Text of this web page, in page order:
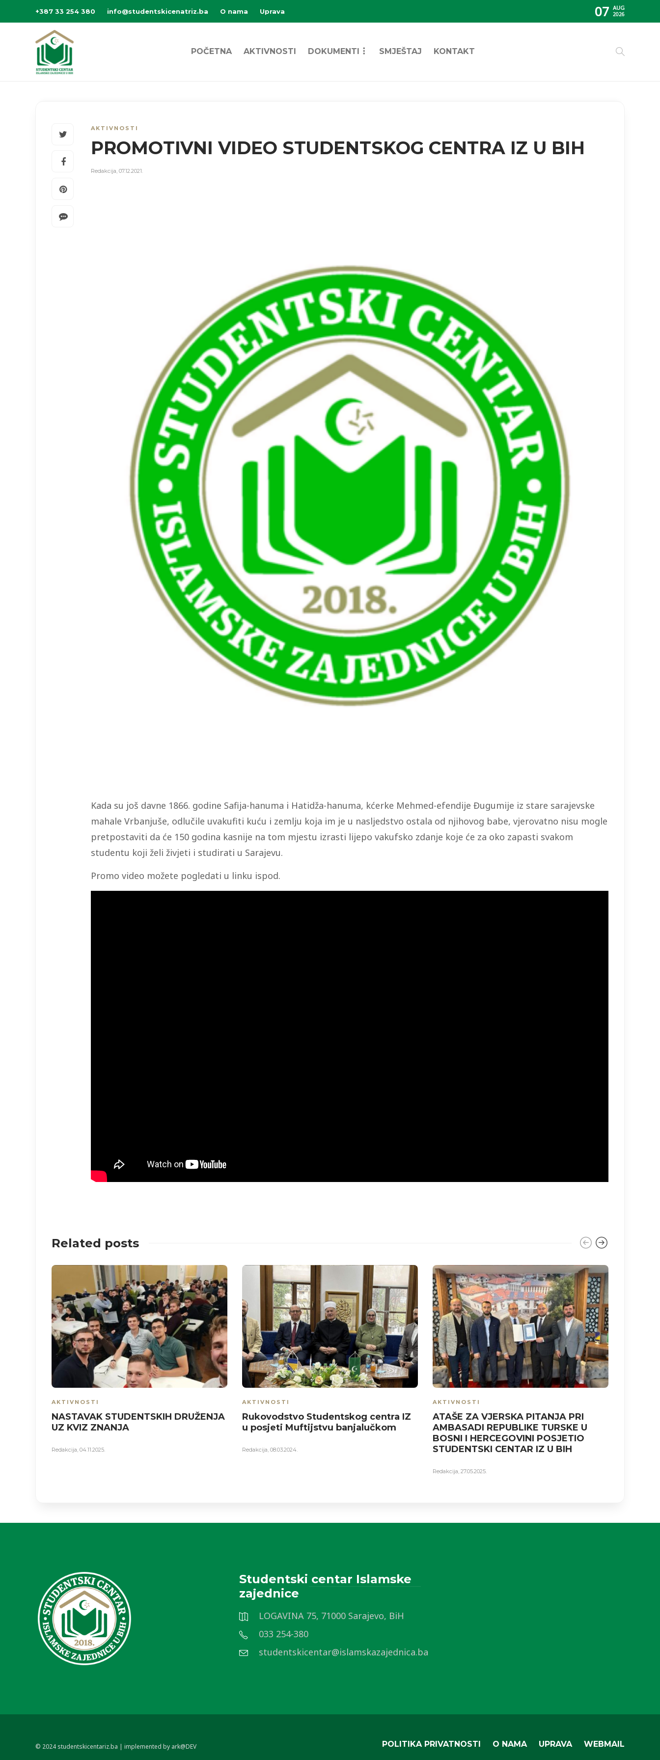
+387 33 254 380 info@studentskicenatriz.ba O nama Uprava 07 AUG
2026
POČETNA AKTIVNOSTI DOKUMENTI SMJEŠTAJ KONTAKT
AKTIVNOSTI
PROMOTIVNI VIDEO STUDENTSKOG CENTRA IZ U BIH
Redakcija, 07.12.2021.
Kada su još davne 1866. godine Safija-hanuma i Hatidža-hanuma, kćerke Mehmed-efendije Đugumije iz stare sarajevske
mahale Vrbanjuše, odlučile uvakufiti kuću i zemlju koja im je u nasljedstvo ostala od njihovog babe, vjerovatno nisu mogle
pretpostaviti da će 150 godina kasnije na tom mjestu izrasti lijepo vakufsko zdanje koje će za oko zapasti svakom
studentu koji želi živjeti i studirati u Sarajevu.
Promo video možete pogledati u linku ispod.
Related posts
AKTIVNOSTI
NASTAVAK STUDENTSKIH DRUŽENJA
UZ KVIZ ZNANJA
Redakcija, 04.11.2025.
AKTIVNOSTI
Rukovodstvo Studentskog centra IZ
u posjeti Muftijstvu banjalučkom
Redakcija, 08.03.2024.
AKTIVNOSTI
ATAŠE ZA VJERSKA PITANJA PRI
AMBASADI REPUBLIKE TURSKE U
BOSNI I HERCEGOVINI POSJETIO
STUDENTSKI CENTAR IZ U BIH
Redakcija, 27.05.2025.
Studentski centar Islamske
zajednice
LOGAVINA 75, 71000 Sarajevo, BiH
033 254-380
studentskicentar@islamskazajednica.ba
© 2024 studentskicentariz.ba | implemented by ark@DEV POLITIKA PRIVATNOSTI O NAMA UPRAVA WEBMAIL